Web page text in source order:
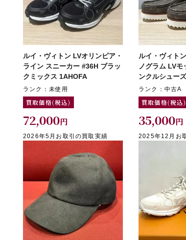
ルイ・ヴィトン LVオリンピア・
ライン スニーカー #36H ブラッ
クミックス 1AHOFA
ランク：未使用
買取価格(税込)
72,000円
2026年5月お取引の買取実績
ルイ・ヴィト
ノグラム LVモ
ンクルシュー
ランク：中古A
買取価格(税込)
35,000円
2025年12月お